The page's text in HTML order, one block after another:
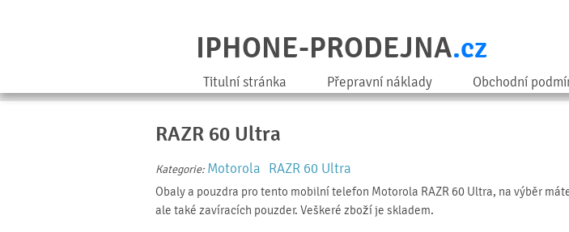
IPHONE-PRODEJNA.cz
Titulní stránka Přepravní náklady Obchodní
RAZR 60 Ultra
Kategorie: Motorola RAZR 60 Ultra
Obaly a pouzdra pro tento mobilní telefon Motorola RAZR 60 Ultra, na výběr
ale také zavíracích pouzder. Veškeré zboží je skladem.